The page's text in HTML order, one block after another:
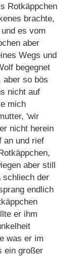
Rotkäppchen
brachte,
es vom
aber
Wegs und
begegnet
aber so bös
nicht auf
mich
'wir
nicht herein
an und rief
aber still
schliech der
endlich
er ihm
was er im
ein großer